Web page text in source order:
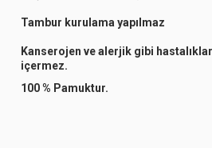
Tambur kurulama yapılmaz
Kanserojen ve alerjik gibi
içermez.
100 % Pamuktur.